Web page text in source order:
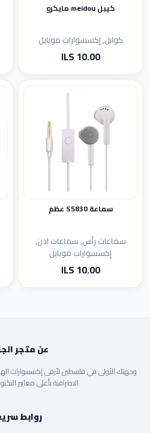
كيبل meidou مايكرو
كوابل, إكسسوارات موبايل
10.00 ILS
سماعة S5830 عظم
سماعات رأس, سماعات اذن,
إكسسوارات موبايل
10.00 ILS
عن متجر
وجهتك الأولى في فلسطين لأرقى إكسسوارات
الاحترافية بأعلى معايير
روابط